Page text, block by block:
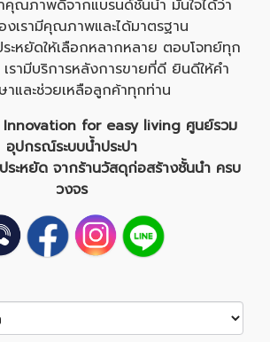
คุณภาพดีจากแบรนด์ชั้นนำ มั่นใจได้ว่า
งเรามีคุณภาพและได้มาตรฐาน
ระหยัดให้เลือกหลากหลาย ตอบโจทย์ทุก
รามีบริการหลังการขายที่ดี ยินดีให้คำ
าและช่วยเหลือลูกค้าทุกท่าน
for easy living ศูนย์รวม
อุปกรณ์ระบบน้ำประปา
ะหยัด จากร้านวัสดุก่อสร้างชั้นนำ ครบ
วงจร